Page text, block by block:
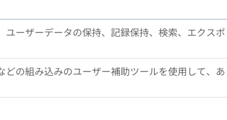
ーザーデータの保持、記録保持、検索、エクスポ
の組み込みのユーザー補助ツールを使用して、あ